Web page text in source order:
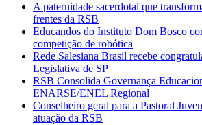
A paternidade sacerdotal que
frentes da RSB
Educandos do Instituto Dom Bosco
competição de robótica
Rede Salesiana Brasil recebe
Legislativa de SP
RSB Consolida Governança
ENARSE/ENEL Regional
Conselheiro geral para a Pastoral
atuação da RSB